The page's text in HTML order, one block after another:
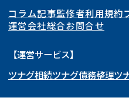
岩手県
秋田県
福島県
東京都
埼玉県
茨城県
東海
愛知県
岐阜県
関西
大阪府
北陸・甲信越
再建築不可
ゴミ屋敷
リースバック
コラム記事監修者利用規約
運営会社総合お問合せ
【運営サービス】
ツナグ相続ツナグ債務整理ツ